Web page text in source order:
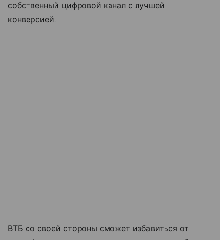
собственный цифровой канал с лучшей
конверсией.
ВТБ со своей стороны сможет избавиться от